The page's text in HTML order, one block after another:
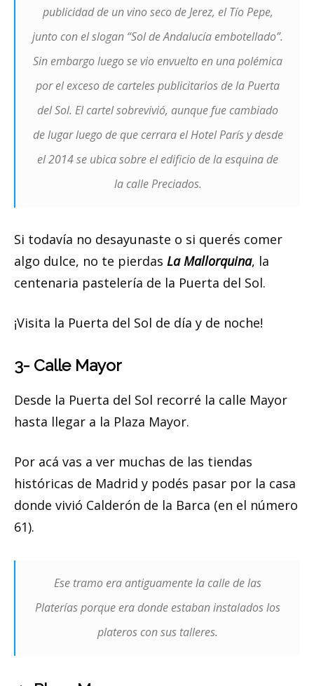
publicidad de un vino seco de Jerez, el Tío Pepe,
junto con el slogan “Sol de Andalucía embotellado”.
Sin embargo luego se vio envuelto en una polémica
por el exceso de carteles publicitarios de la Puerta
del Sol. El cartel sobrevivió, aunque fue cambiado
de lugar luego de que cerrara el Hotel París y desde
el 2014 se ubica sobre el edificio de la esquina de
la calle Preciados.
Si todavía no desayunaste o si querés comer
algo dulce, no te pierdas La Mallorquina, la
centenaria pastelería de la Puerta del Sol.
¡Visita la Puerta del Sol de día y de noche!
3- Calle Mayor
Desde la Puerta del Sol recorré la calle Mayor
hasta llegar a la Plaza Mayor.
Por acá vas a ver muchas de las tiendas
históricas de Madrid y podés pasar por la casa
donde vivió Calderón de la Barca (en el número
61).
Ese tramo era antiguamente la calle de las
Platerías porque era donde estaban instalados los
plateros con sus talleres.